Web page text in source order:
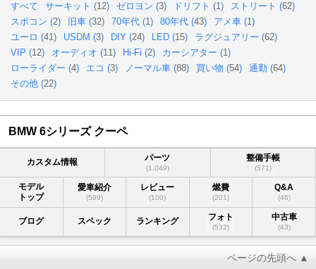
すべて サーキット (12) ゼロヨン (3) ドリフト (1) ストリート (62)
スポコン (2) 旧車 (32) 70年代 (1) 80年代 (43) アメ車 (1)
ユーロ (41) USDM (3) DIY (24) LED (15) ラグジュアリー (62)
VIP (12) オーディオ (11) Hi-Fi (2) カーシアター (1)
ローライダー (4) エコ (3) ノーマル車 (88) 買い物 (54) 通勤 (64)
その他 (22)
BMW 6シリーズ クーペ
カスタム情報 パーツ
(1,049)
整備手帳
(571)
モデル
トップ
愛車紹介
(599)
レビュー
(100)
燃費
(201)
Q&A
(46)
ブログ スペック ランキング フォト
(532)
中古車
(43)
ページの先頭へ ▲